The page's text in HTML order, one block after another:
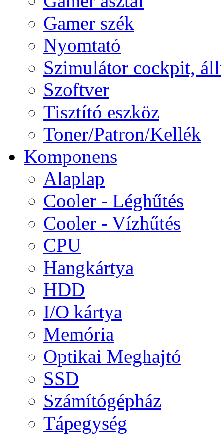
Gamer szék
Nyomtató
Szimulátor cockpit,
Szoftver
Tisztító eszköz
Toner/Patron/Kellék
Komponens
Alaplap
Cooler - Léghűtés
Cooler - Vízhűtés
CPU
Hangkártya
HDD
I/O kártya
Memória
Optikai Meghajtó
SSD
Számítógépház
Tápegység